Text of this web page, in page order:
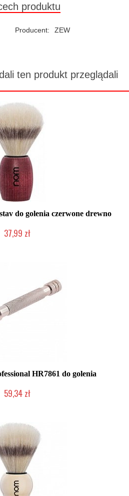
produktu
Producent: ZEW
ten produkt przeglądali
do golenia czerwone drewno
37,99 zł
HR7861 do golenia
59,34 zł